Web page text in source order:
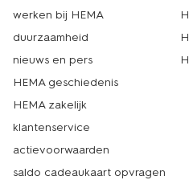
werken bij HEMA
duurzaamheid
nieuws en pers
HEMA geschiedenis
HEMA zakelijk
klantenservice
actievoorwaarden
saldo cadeaukaart opvragen